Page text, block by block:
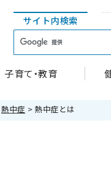
サイト内検索
子育て・教育
熱中症 > 熱中症とは